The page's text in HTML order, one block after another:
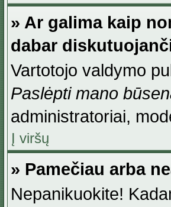
» Ar galima kaip
dabar
Vartotojo valdymo
Paslėpti mano
administratoriai,
Į viršų
» Pamečiau arba
Nepanikuokite!